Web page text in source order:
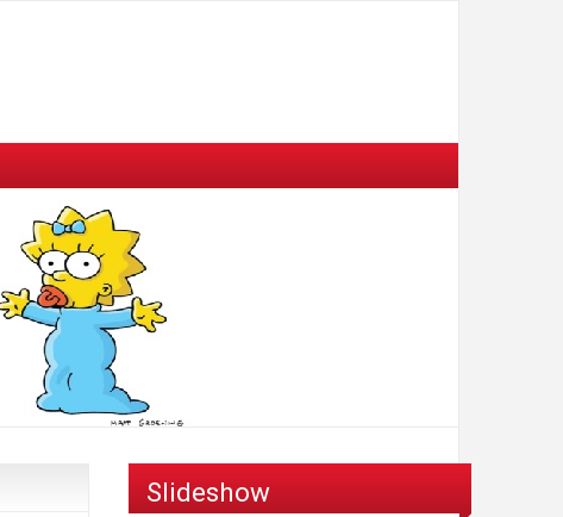
Slideshow